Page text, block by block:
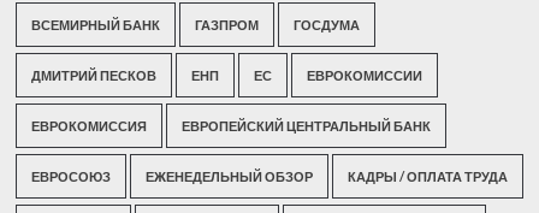
ВСЕМИРНЫЙ БАНК ГАЗПРОМ ГОСДУМА
ДМИТРИЙ ПЕСКОВ ЕНП ЕС ЕВРОКОМИССИИ
ЕВРОКОМИССИЯ ЕВРОПЕЙСКИЙ ЦЕНТРАЛЬНЫЙ БАНК
ЕВРОСОЮЗ ЕЖЕНЕДЕЛЬНЫЙ ОБЗОР КАДРЫ / ОПЛАТА ТРУДА